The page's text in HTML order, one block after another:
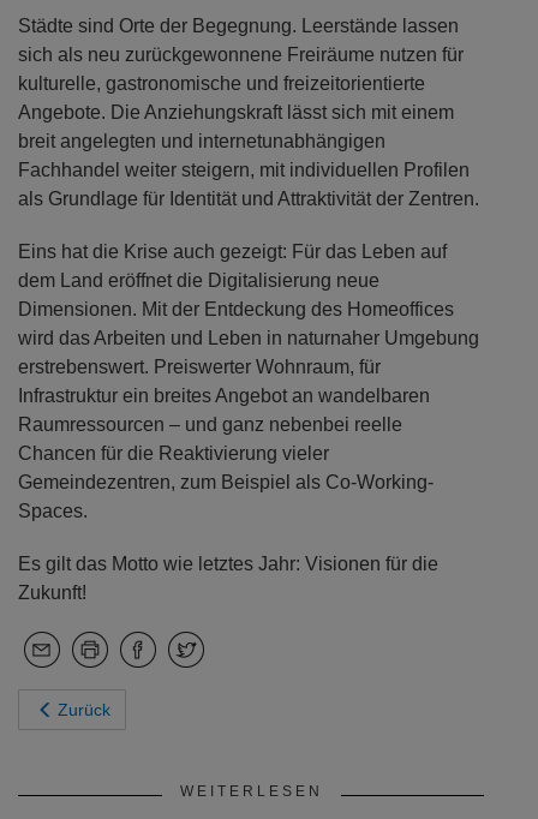
Städte sind Orte der Begegnung. Leerstände lassen
sich als neu zurückgewonnene Freiräume nutzen für
kulturelle, gastronomische und freizeitorientierte
Angebote. Die Anziehungskraft lässt sich mit einem
breit angelegten und internetunabhängigen
Fachhandel weiter steigern, mit individuellen Profilen
als Grundlage für Identität und Attraktivität der Zentren.
Eins hat die Krise auch gezeigt: Für das Leben auf
dem Land eröffnet die Digitalisierung neue
Dimensionen. Mit der Entdeckung des Homeoffices
wird das Arbeiten und Leben in naturnaher Umgebung
erstrebenswert. Preiswerter Wohnraum, für
Infrastruktur ein breites Angebot an wandelbaren
Raumressourcen – und ganz nebenbei reelle
Chancen für die Reaktivierung vieler
Gemeindezentren, zum Beispiel als Co-Working-
Spaces.
Es gilt das Motto wie letztes Jahr: Visionen für die
Zukunft!
Zurück
WEITERLESEN